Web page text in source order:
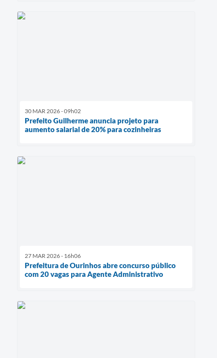
30 MAR 2026 - 09h02
Prefeito Guilherme anuncia projeto para
aumento salarial de 20% para cozinheiras
27 MAR 2026 - 16h06
Prefeitura de Ourinhos abre concurso público
com 20 vagas para Agente Administrativo